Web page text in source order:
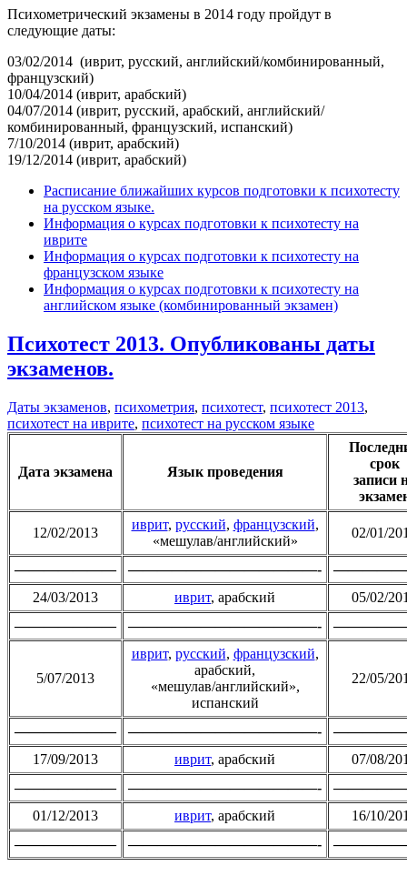
Психометрический экзамены в 2014 году пройдут в
следующие даты:
03/02/2014 (иврит, русский, английский/комбинированный,
французский)
10/04/2014 (иврит, арабский)
04/07/2014 (иврит, русский, арабский, английский/
комбинированный, французский, испанский)
7/10/2014 (иврит, арабский)
19/12/2014 (иврит, арабский)
Расписание ближайших курсов подготовки к психотесту
на русском языке.
Информация о курсах подготовки к психотесту на
иврите
Информация о курсах подготовки к психотесту на
французском языке
Информация о курсах подготовки к психотесту на
английском языке (комбинированный экзамен)
Психотест 2013. Опубликованы даты
экзаменов.
Даты экзаменов, психометрия, психотест, психотест 2013,
психотест на иврите, психотест на русском языке
Дата экзамена Язык проведения
срок
записи
12/02/2013
иврит, русский, французский,
«мешулав/английский»
02/01/
——————— —————————————-
24/03/2013
иврит, арабский
05/02/
———————
—————————————-
5/07/2013
иврит, русский, французский,
арабский,
«мешулав/английский»,
испанский
22/05/
——————— —————————————-
17/09/2013
иврит, арабский
07/08/
———————
—————————————-
01/12/2013
иврит, арабский
16/10/
———————
—————————————-